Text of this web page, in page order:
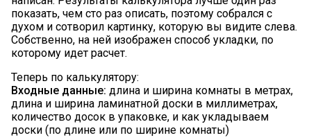
показать, чем сто раз описать, поэтому собрался с
духом и сотворил картинку, которую вы видите слева.
Собственно, на ней изображен способ укладки, по
которому идет расчет.
Теперь по калькулятору:
Входные данные: длина и ширина комнаты в метрах,
длина и ширина ламинатной доски в миллиметрах,
количество досок в упаковке, и как укладываем
доски (по длине или по ширине комнаты)